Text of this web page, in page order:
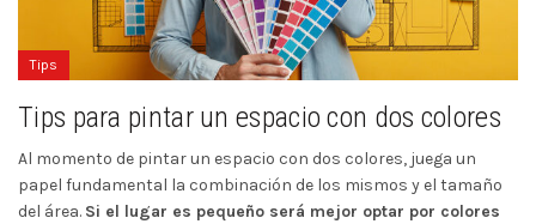
Tips
Tips para pintar un espacio con dos colores
Al momento de pintar un espacio con dos colores, juega un
papel fundamental la combinación de los mismos y el tamaño
del área. Si el lugar es pequeño será mejor optar por colores